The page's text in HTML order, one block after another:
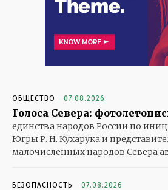
ОБЩЕСТВО 07.08.2026
Голоса Севера:
единства народов России по
Югры Р. Н. Кухарука и
малочисленных народов Севера
БЕЗОПАСНОСТЬ 07.08.2026